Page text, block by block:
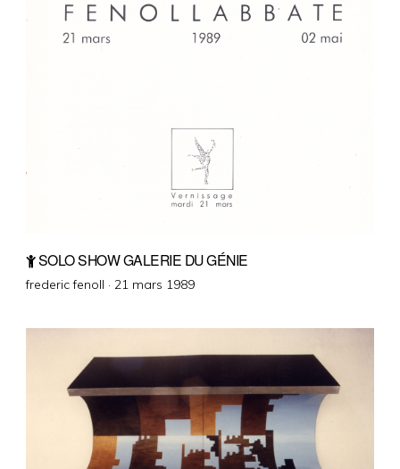
SOLO SHOW GALERIE DU GÉNIE
frederic fenoll · Posted
21 mars 1989